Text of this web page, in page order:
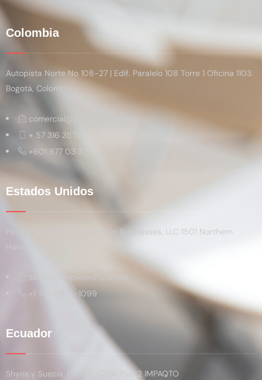
Colombia
Autopista Norte No 108-27 | Edif. Paralelo 108 Torre 1 Oficina 1103.
Bogotá, Colombia
comercial@peopletech.com.co
+ 57 316 3571860
+601 877 03 37
Estados Unidos
People Tech Technologies For Businesses, LLC 1501 Northern
sales@peopletech.com.co
+1 786-906-1099
Ecuador
Shyris y Suecia, Edificio IQON Piso 2 IMPAQTO